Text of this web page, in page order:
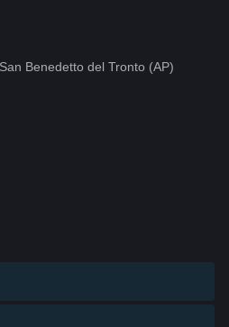
Benedetto del Tronto (AP)